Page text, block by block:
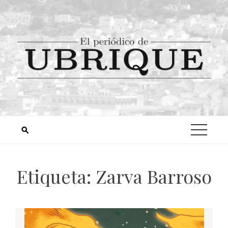
Etiqueta: Zarva Barroso